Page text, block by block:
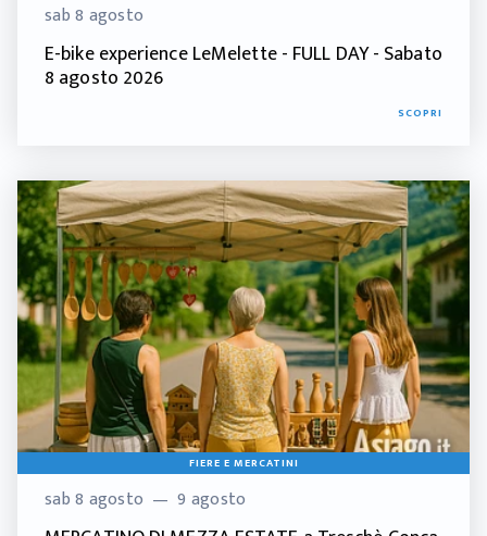
sab 8 agosto
E-bike experience LeMelette - FULL DAY - Sabato
8 agosto 2026
SCOPRI
FIERE E MERCATINI
sab 8 agosto 9 agosto